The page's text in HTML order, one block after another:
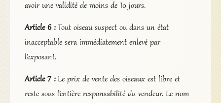
avoir une validité de moins de 10 jours.
Article 6 : Tout oiseau suspect ou dans un état
inacceptable sera immédiatement enlevé par
l’exposant.
Article 7 :Le prix de vente des oiseaux est libre et
reste sous l’entière responsabilité du vendeur. Le nom